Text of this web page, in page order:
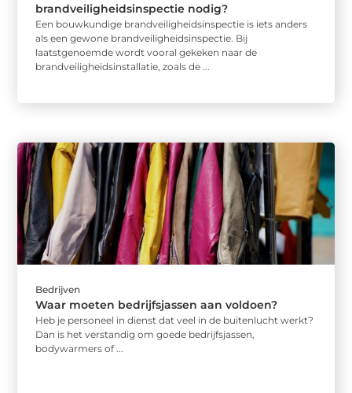
brandveiligheidsinspectie nodig?
Een bouwkundige brandveiligheidsinspectie is iets anders
als een gewone brandveiligheidsinspectie. Bij
laatstgenoemde wordt vooral gekeken naar de
brandveiligheidsinstallatie, zoals de ...
Bedrijven
Waar moeten bedrijfsjassen aan voldoen?
Heb je personeel in dienst dat veel in de buitenlucht werkt?
Dan is het verstandig om goede bedrijfsjassen,
bodywarmers of ...